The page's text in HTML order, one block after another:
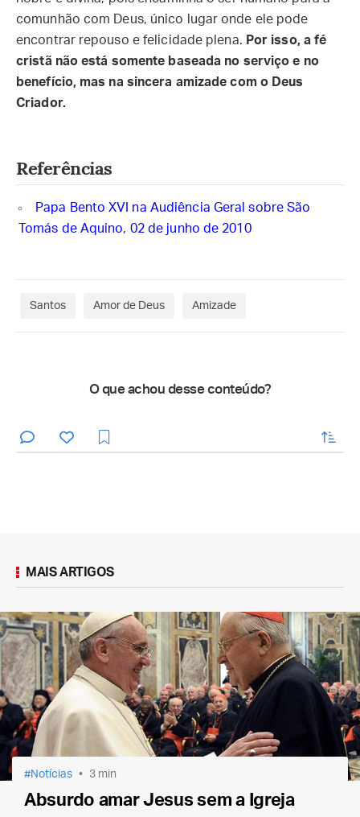
comunhão com Deus, único lugar onde ele pode
encontrar repouso e felicidade plena. Por isso, a fé
cristã não está somente baseada no serviço e no
benefício, mas na sincera amizade com o Deus
Criador.
Referências
Papa Bento XVI na Audiência Geral sobre São
Tomás de Aquino, 02 de junho de 2010
Santos Amor de Deus Amizade
O que achou desse conteúdo?
enviar
MAIS ARTIGOS
Notícias 3 min
Absurdo amar Jesus sem a Igreja